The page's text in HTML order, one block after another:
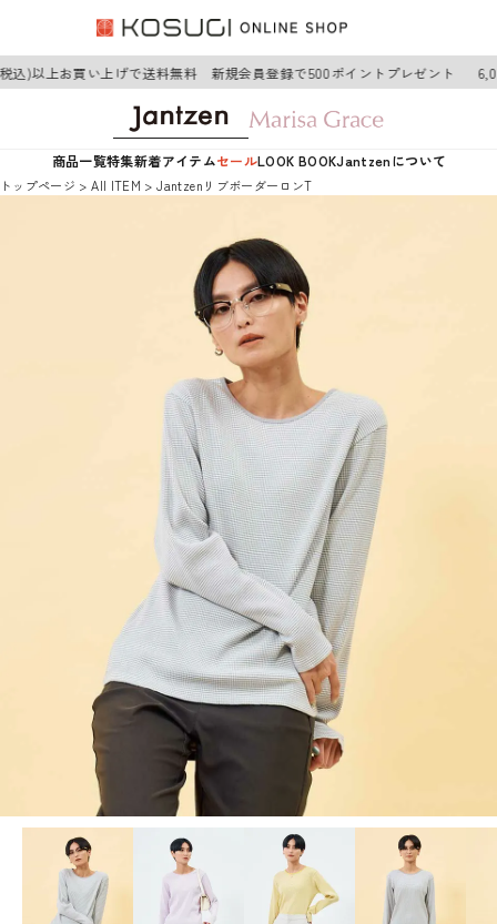
)以上お買い上げで送料無料 新規会員登録で500ポイントプレゼント
商品一覧特集新着アイテムセールLOOK BOOKJantzenについて
トップページ AII ITEM JantzenリブボーダーロンT